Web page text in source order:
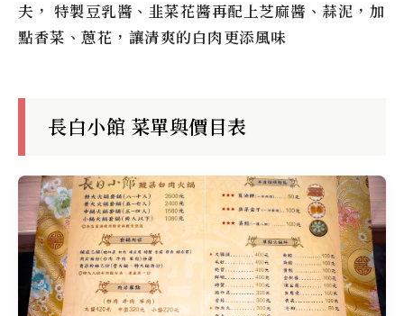
夫， 特製豆乳醬、韭菜花醬再配上芝麻醬、蒜泥，加
點香菜、蔥花，讓清爽的白肉更添風味
長白小館 菜單與價目表